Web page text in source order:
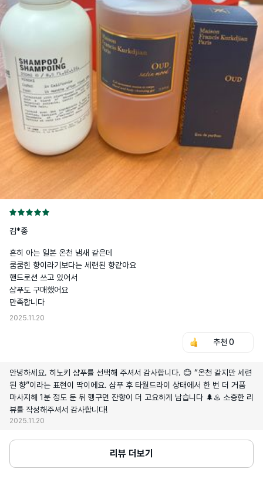
김*종
흔히 아는 일본 온천 냄새 같은데
쿰쿰힌 향이라기보다는 세련된 향같아요
핸드로션 쓰고 있어서
샴푸도 구매했어요
만족합니다
2025.11.20
추천 0
안녕하세요. 히노키 샴푸를 선택해 주셔서 감사합니다. 😊 “온천 같지만 세련
된 향”이라는 표현이 딱이에요. 샴푸 후 타월드라이 상태에서 한 번 더 거품
마사지해 1분 정도 둔 뒤 헹구면 잔향이 더 고요하게 남습니다 🌲♨️ 소중한 리
뷰를 작성해주셔서 감사합니다!
2025.11.20
리뷰 더보기